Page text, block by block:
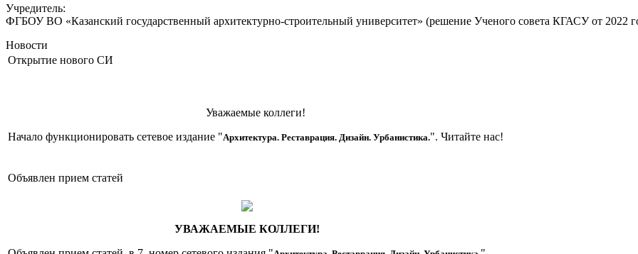
Учредитель:
ФГБОУ ВО «Казанский государственный архитектурно-строительный университет» (решение Ученого совета КГАСУ от 2022
Новости
Открытие нового СИ
Уважаемые коллеги!
Начало функционировать сетевое издание "Архитектура. Реставрация. Дизайн. Урбанистика.". Читайте нас!
Объявлен прием статей
УВАЖАЕМЫЕ КОЛЛЕГИ!